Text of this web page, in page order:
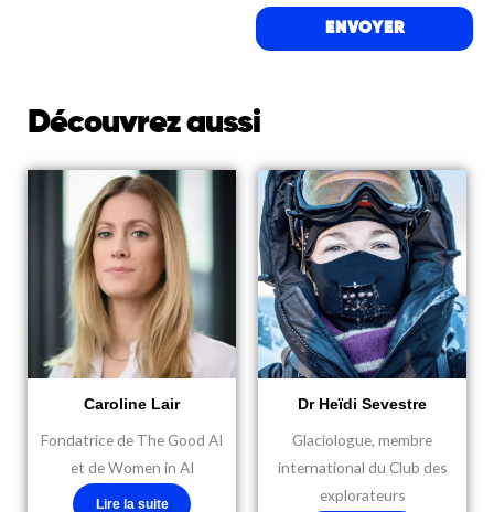
ENVOYER
Découvrez aussi
Caroline Lair
Fondatrice de The Good AI
et de Women in AI
Lire la suite
Dr Heïdi Sevestre
Glaciologue, membre
international du Club des
explorateurs